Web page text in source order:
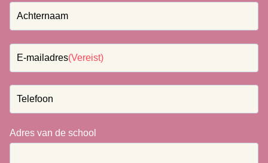
Achternaam
E-mailadres(Vereist)
Telefoon
Adres van de school